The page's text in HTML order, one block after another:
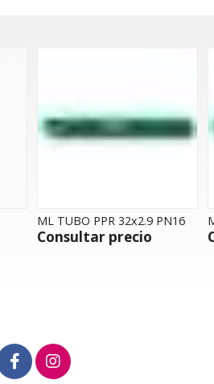
ML TUBO PPR 32x2.9 PN16
Consultar precio